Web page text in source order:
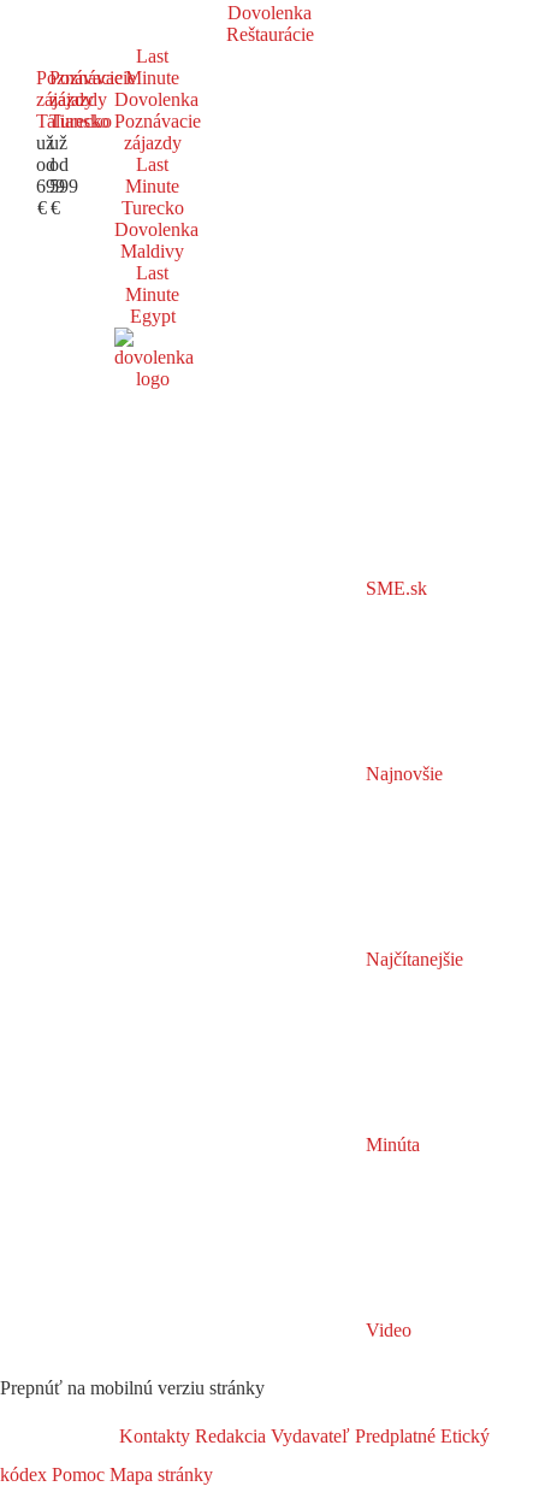
Dovolenka
Reštaurácie
Poznávacie
zájazdy
Taliansko
už
od
699
€
Poznávacie
zájazdy
Turecko
už
od
599
€
Last
Minute
Dovolenka
Poznávacie
zájazdy
Last
Minute
Turecko
Dovolenka
Maldivy
Last
Minute
Egypt
SME.sk
Najnovšie
Najčítanejšie
Minúta
Video
Prepnúť na mobilnú verziu stránky
Kontakty Redakcia Vydavateľ Predplatné Etický
kódex Pomoc Mapa stránky